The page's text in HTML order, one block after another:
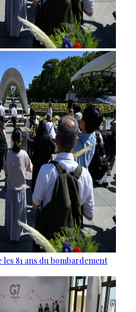
81 ans du bombardement